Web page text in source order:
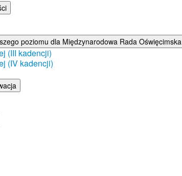
poziomu dla Międzynarodowa Rada Oświęcimska
(III kadencji)
(IV kadencji)